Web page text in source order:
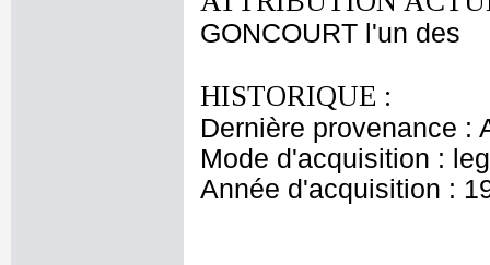
GONCOURT l'un des
HISTORIQUE :
Dernière provenance :
Mode d'acquisition :
Année d'acquisition :